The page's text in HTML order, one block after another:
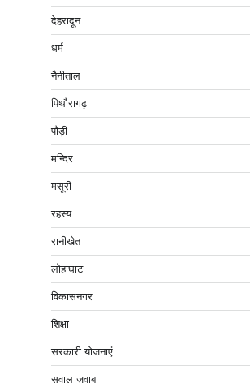
देहरादून
धर्म
नैनीताल
पिथौरागढ़
पौड़ी
मन्दिर
मसूरी
रहस्य
रानीखेत
लोहाघाट
विकासनगर
शिक्षा
सरकारी योजनाएं
सवाल ज़वाब